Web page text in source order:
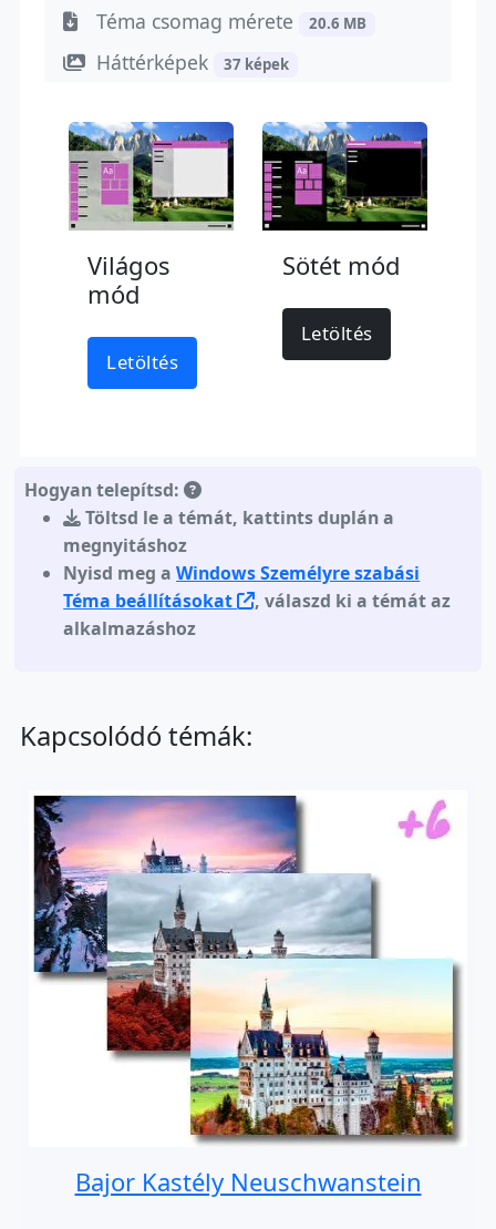
Téma csomag mérete 20.6 MB
Háttérképek 37 képek
Világos
mód
Letöltés
Sötét mód
Letöltés
Hogyan telepítsd:
Töltsd le a témát, kattints duplán a
megnyitáshoz
Nyisd meg aWindows Személyre szabási
Téma beállításokat
, válaszd ki a témát az
alkalmazáshoz
Kapcsolódó témák:
Bajor Kastély Neuschwanstein